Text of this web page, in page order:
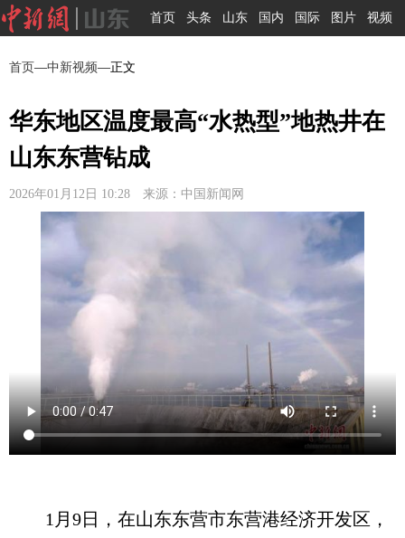
首页 头条 山东 国内 国际 图片 视频
首页—中新视频—正文
华东地区温度最高“水热型”地热井在
山东东营钻成
2026年01月12日 10:28 来源：中国新闻网
1月9日，在山东东营市东营港经济开发区，